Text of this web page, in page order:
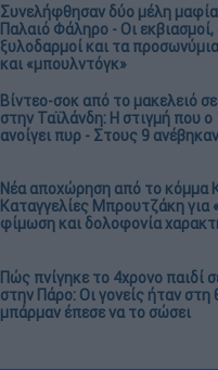
Συνελήφθησαν δύο μέλη
Παλαιό Φάληρο - Οι εκβιασμοί,
ξυλοδαρμοί και τα
και «μπουλντόγκ»
Βίντεο-σοκ από το μακελειό
στην Ταϊλάνδη: Η στιγμή που
ανοίγει πυρ - Στους 9
Νέα αποχώρηση από το κόμμα
Καταγγελίες Μπρουτζάκη για
φίμωση και δολοφονία
Πώς πνίγηκε το 4χρονο παιδί
στην Πάρο: Οι γονείς ήταν στη
μπάρμαν έπεσε να το σώσει